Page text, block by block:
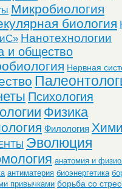
Микробиология
биология
Нанотехнологии
и общество
Нервная
Психология
Физика
Филология
Эволюция
анатомия и
антиматерия биоэнергетика
привычками борьба со